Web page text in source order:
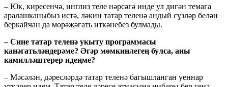
– Юк, киресенчә, инглиз теле нәрсәгә инде ул дигән темага
аралашканыбыз истә, ләкин татар теленә андый сүзләр белән
беркайчан да мөрәҗәгать иткәнебез булмады.
– Сине татар теленә укыту программасы
канəгатьлəндерəме? Әгәр мөмкинлегең булса, аны
камилләштерер идеңме?
– Мәсәлән, дәресләрдә татар теленә багышланган уеннар